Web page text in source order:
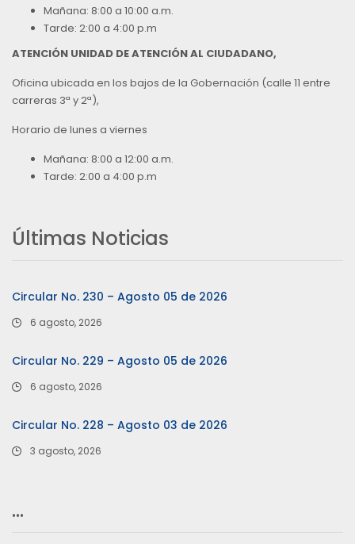
Mañana: 8:00 a 10:00 a.m.
Tarde: 2:00 a 4:00 p.m
ATENCIÓN UNIDAD DE ATENCIÓN AL CIUDADANO,
Oficina ubicada en los bajos de la Gobernación (calle 11 entre
carreras 3ª y 2ª),
Horario de lunes a viernes
Mañana: 8:00 a 12:00 a.m.
Tarde: 2:00 a 4:00 p.m
Últimas Noticias
Circular No. 230 – Agosto 05 de 2026
6 agosto, 2026
Circular No. 229 – Agosto 05 de 2026
6 agosto, 2026
Circular No. 228 – Agosto 03 de 2026
3 agosto, 2026
…